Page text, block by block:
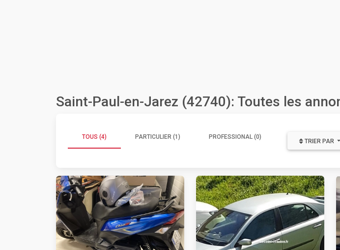
Saint-Paul-en-Jarez (42740): Toutes les
TOUS (4) PARTICULIER (1) PROFESSIONAL (0)
TRIER PAR